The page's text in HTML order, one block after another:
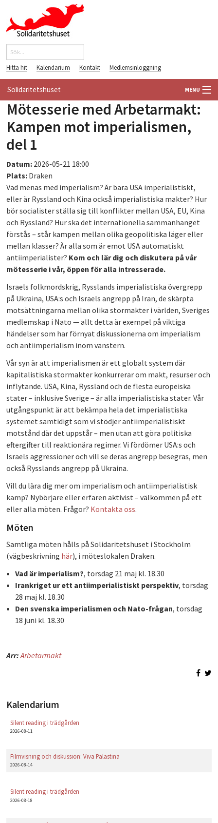
Hoppa till huvudinnehåll
Sökformulär
Hitta hit Kalendarium Kontakt Medlemsinloggning
Solidaritetshuset MENU
HEM
Mötesserie med Arbetarmakt:
Kampen mot imperialismen,
del 1
Datum: 2026-05-21 18:00
Plats: Draken
Vad menas med imperialism? Är bara USA imperialistiskt,
eller är Ryssland och Kina också imperialistiska makter? Hur
bör socialister ställa sig till konflikter mellan USA, EU, Kina
och Ryssland? Hur ska det internationella sammanhanget
förstås – står kampen mellan olika geopolitiska läger eller
mellan klasser? Är alla som är emot USA automatiskt
antiimperialister? Kom och lär dig och diskutera på vår
mötesserie i vår, öppen för alla intresserade.
Israels folkmordskrig, Rysslands imperialistiska övergrepp
på Ukraina, USA:s och Israels angrepp på Iran, de skärpta
motsättningarna mellan olika stormakter i världen, Sveriges
medlemskap i Nato — allt detta är exempel på viktiga
händelser som har förnyat diskussionerna om imperialism
och antiimperialism inom vänstern.
Vår syn är att imperialismen är ett globalt system där
kapitalistiska stormakter konkurrerar om makt, resurser och
inflytande. USA, Kina, Ryssland och de flesta europeiska
stater – inklusive Sverige – är alla imperialistiska stater. Vår
utgångspunkt är att bekämpa hela det imperialistiska
systemet samtidigt som vi stödjer antiimperialistiskt
motstånd där det uppstår – men utan att göra politiska
eftergifter till reaktionära regimer. Vi fördömer USA:s och
Israels aggressioner och vill se deras angrepp besegras, men
också Rysslands angrepp på Ukraina.
Vill du lära dig mer om imperialism och antiimperialistisk
kamp? Nybörjare eller erfaren aktivist – välkommen på ett
eller alla möten. Frågor? Kontakta oss.
Möten
Samtliga möten hålls på Solidaritetshuset i Stockholm
(vägbeskrivning här), i möteslokalen Draken.
Vad är imperialism?, torsdag 21 maj kl. 18.30
Irankriget ur ett antiimperialistiskt perspektiv, torsdag
28 maj kl. 18.30
Den svenska imperialismen och Nato-frågan, torsdag
18 juni kl. 18.30
Arr:Arbetarmakt
Kalendarium
Silent reading i trädgården
2026-08-11
Filmvisning och diskussion: Viva Palästina
2026-08-14
Silent reading i trädgården
2026-08-18